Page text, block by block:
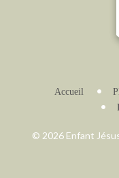
Accueil
© 2026 Enfant